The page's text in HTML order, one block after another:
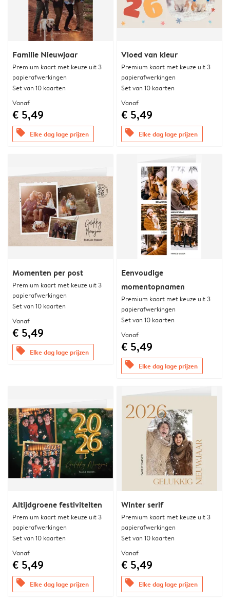
Familie Nieuwjaar
Premium kaart met keuze uit 3
papierafwerkingen
Set van 10 kaarten
Vanaf
€ 5,49
offers Elke dag lage prijzen
Vloed van kleur
Premium kaart met keuze uit 3
papierafwerkingen
Set van 10 kaarten
Vanaf
€ 5,49
offers Elke dag lage prijzen
Momenten per post
Premium kaart met keuze uit 3
papierafwerkingen
Set van 10 kaarten
Vanaf
€ 5,49
offers Elke dag lage prijzen
Eenvoudige
momentopnamen
Premium kaart met keuze uit 3
papierafwerkingen
Set van 10 kaarten
Vanaf
€ 5,49
offers Elke dag lage prijzen
Altijdgroene festiviteiten
Premium kaart met keuze uit 3
papierafwerkingen
Set van 10 kaarten
Vanaf
€ 5,49
offers Elke dag lage prijzen
Winter serif
Premium kaart met keuze uit 3
papierafwerkingen
Set van 10 kaarten
Vanaf
€ 5,49
offers Elke dag lage prijzen